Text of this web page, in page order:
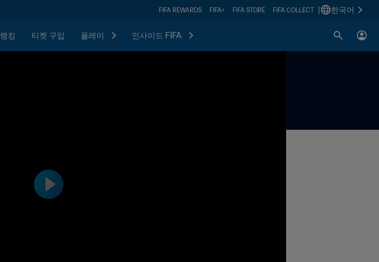
FIFA REWARDS FIFA+ FIFA STORE FIFA COLLECT 한국어
랭킹 티켓 구입 플레이 인사이드 FIFA